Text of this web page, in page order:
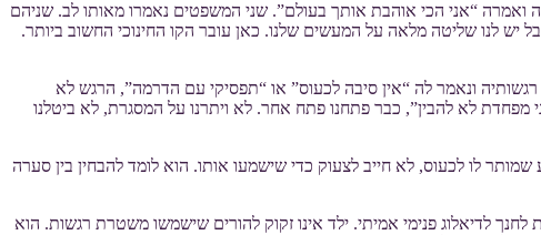
ואמרה “אני הכי אוהבת אותך בעולם”. שני המשפטים נאמרו מאותו לב. שניהם
לנו שליטה מלאה על המעשים שלנו. כאן עובר הקו החינוכי החשוב ביותר.
ונאמר לה “אין סיבה לכעוס” או “תפסיקי עם הדרמה”, הרגש לא
מפחדת לא להבין”, כבר פתחנו פתח אחר. לא ויתרנו על המסגרת, לא ביטלנו
לו לכעוס, לא חייב לצעוק כדי שישמעו אותו. הוא לומד להבחין בין סערה
לדיאלוג פנימי אמיתי. ילד אינו זקוק להורים שישמשו משטרת רגשות. הוא